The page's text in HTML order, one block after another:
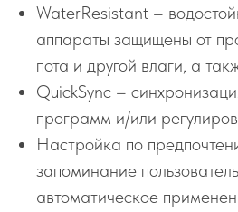
WaterResistant –
аппараты защищены от
пота и другой влаги, а
QuickSync –
программ и/или
Настройка по
запоминание
автоматическое